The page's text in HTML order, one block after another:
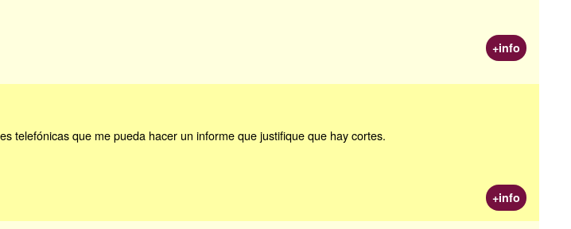
+info
telefónicas que me pueda hacer un informe que justifique que hay cortes.
+info